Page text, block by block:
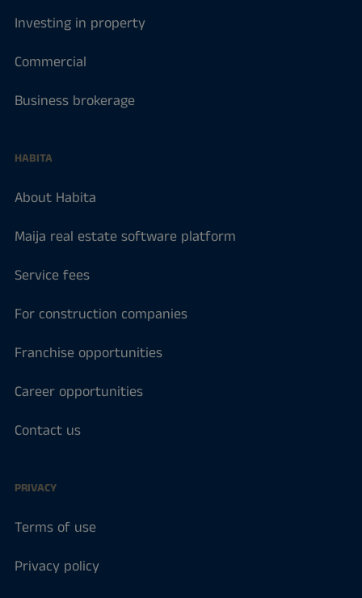
Investing in property
Commercial
Business brokerage
HABITA
About Habita
Maija real estate software platform
Service fees
For construction companies
Franchise opportunities
Career opportunities
Contact us
PRIVACY
Terms of use
Privacy policy